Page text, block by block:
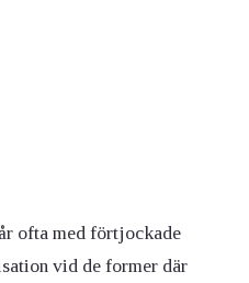
ofta med förtjockade
vid de former där